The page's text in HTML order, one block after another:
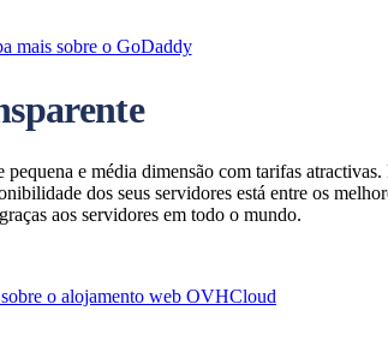
mais sobre o GoDaddy
e média dimensão com tarifas
dos seus servidores está entre os
aos servidores em todo o mundo.
o alojamento web OVHCloud